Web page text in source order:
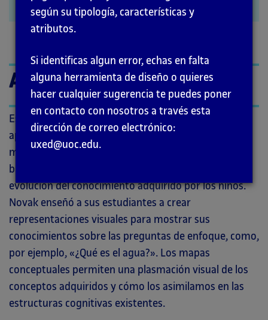
GUÍA
Antes de comenzar
Esta guía amplía la ficha de
aproximación a los mapas conceptuales como
método fue desarrollado por
buscaba una nueva herramienta para describir la
evolución del conocimiento adquirido por los niños.
Novak enseñó a sus estudiantes a crear
representaciones visuales para mostrar sus
conocimientos sobre las preguntas de enfoque, como,
por ejemplo, «¿Qué es el agua?». Los mapas
conceptuales permiten una plasmación visual de los
conceptos adquiridos y cómo los asimilamos en las
estructuras cognitivas existentes.
según su tipología, características y
atributos.
Si identificas algun error, echas en falta
alguna herramienta de diseño o quieres
hacer cualquier sugerencia te puedes poner
en contacto con nosotros a través esta
dirección de correo electrónico:
uxed@uoc.edu.